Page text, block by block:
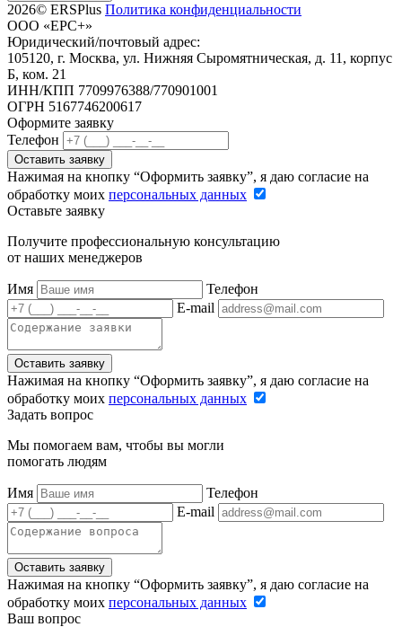
2026© ERSPlus Политика конфиденциальности
ООО «ЕРС+»
Юридический/почтовый адрес:
105120, г. Москва, ул. Нижняя Сыромятническая, д. 11, корпус
Б, ком. 21
ИНН/КПП 7709976388/770901001
ОГРН 5167746200617
Оформите заявку
Телефон
Оставить заявку
Нажимая на кнопку “Оформить заявку”, я даю согласие на
обработку моих персональных данных
Оставьте заявку
Получите профессиональную консультацию
от наших менеджеров
Имя
Телефон
E-mail
Оставить заявку
Нажимая на кнопку “Оформить заявку”, я даю согласие на
обработку моих персональных данных
Задать вопрос
Мы помогаем вам, чтобы вы могли
помогать людям
Имя
Телефон
E-mail
Оставить заявку
Нажимая на кнопку “Оформить заявку”, я даю согласие на
обработку моих персональных данных
Ваш вопрос